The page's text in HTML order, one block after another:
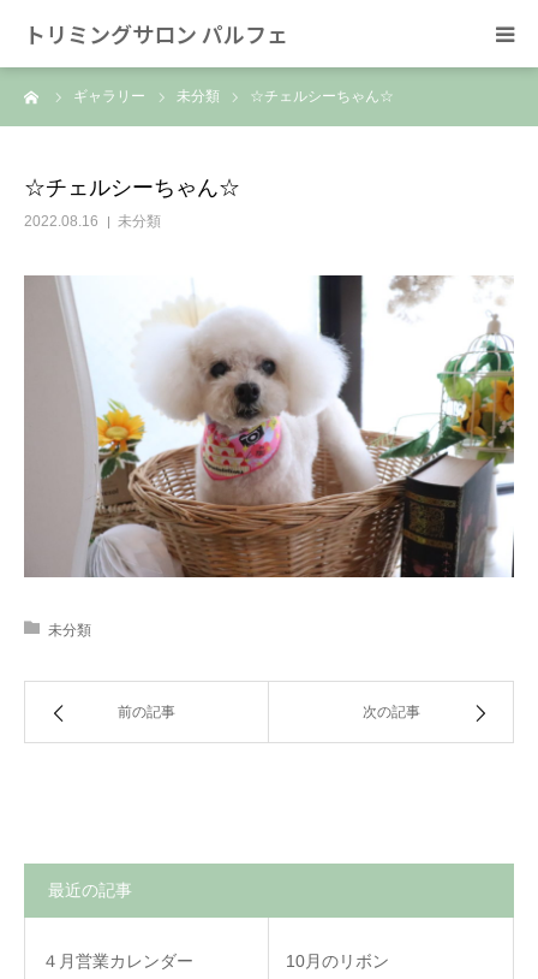
トリミングサロン パルフェ
ギャラリー 未分類 ☆チェルシーちゃん☆
☆チェルシーちゃん☆
2022.08.16 未分類
未分類
前の記事 次の記事
最近の記事
４月営業カレンダー 10月のリボン
HOME
スタッフ
SNS/リンク